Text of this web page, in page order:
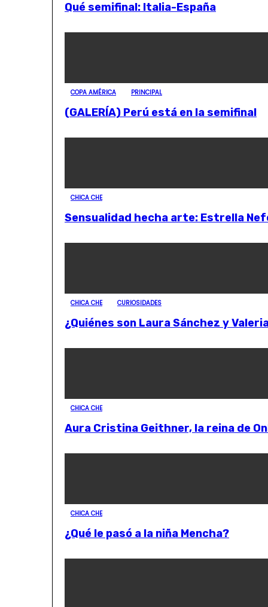
Qué semifinal: Italia-España
COPA AMÉRICA PRINCIPAL
(GALERÍA) Perú está en la semifinal
CHICA CHE
Sensualidad hecha arte: Estrella
CHICA CHE CURIOSIDADES
¿Quiénes son Laura Sánchez y
CHICA CHE
Aura Cristina Geithner, la reina de
CHICA CHE
¿Qué le pasó a la niña Mencha?